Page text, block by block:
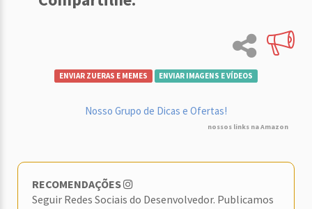
ENVIAR ZUERAS E MEMES ENVIAR IMAGENS E VÍDEOS
Nosso Grupo de Dicas e Ofertas!
nossos links na Amazon
RECOMENDAÇÕES
Seguir Redes Sociais do Desenvolvedor. Publicamos